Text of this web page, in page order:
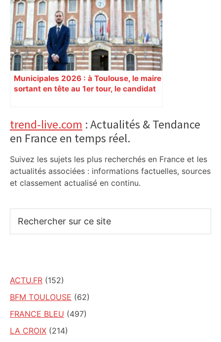
ici.fr
Municipales 2026 : à Toulouse, le maire
sortant en tête au 1er tour, le candidat
Primary
Sidebar
trend-live.com : Actualités & Tendance
en France en temps réel.
Suivez les sujets les plus recherchés en France et les
actualités associées : informations factuelles, sources
et classement actualisé en continu.
sur
ACTU.FR (152)
BFM TOULOUSE (62)
FRANCE BLEU (497)
LA CROIX (214)